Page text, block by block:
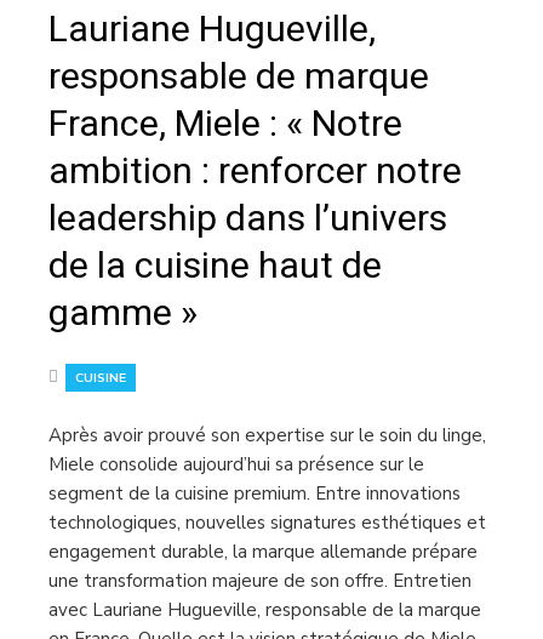
Lauriane Hugueville,
responsable de marque
France, Miele : « Notre
ambition : renforcer notre
leadership dans l’univers
de la cuisine haut de
gamme »
CUISINE
Après avoir prouvé son expertise sur le soin du linge,
Miele consolide aujourd’hui sa présence sur le
segment de la cuisine premium. Entre innovations
technologiques, nouvelles signatures esthétiques et
engagement durable, la marque allemande prépare
une transformation majeure de son offre. Entretien
avec Lauriane Hugueville, responsable de la marque